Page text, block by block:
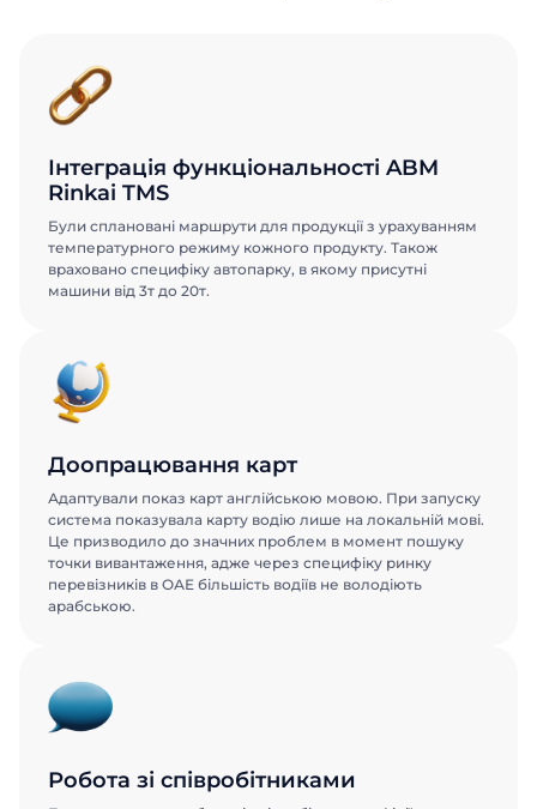
Заповніть форму, щоб дізнатися
Інтеграція функціональності ABM
Rinkai TMS
Були сплановані маршрути для продукції з урахуванням
температурного режиму кожного продукту. Також
враховано специфіку автопарку, в якому присутні
машини від 3т до 20т.
Доопрацювання карт
Адаптували показ карт англійською мовою. При запуску
система показувала карту водію лише на локальній мові.
Це призводило до значних проблем в момент пошуку
точки вивантаження, адже через специфіку ринку
перевізників в ОАЕ більшість водіїв не володіють
арабською.
Робота зі співробітниками
Заповніть форму, щоб дізнатися